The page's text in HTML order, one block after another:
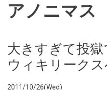
アノニマス
大きすぎて投
ウィキリーク
2011/10/26(Wed)